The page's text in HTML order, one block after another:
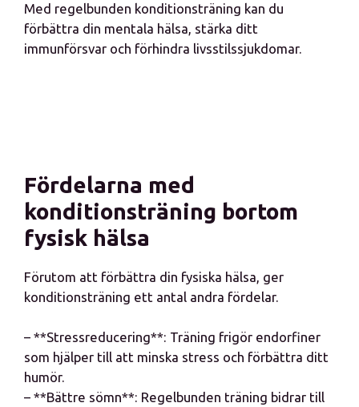
Med regelbunden konditionsträning kan du
förbättra din mentala hälsa, stärka ditt
immunförsvar och förhindra livsstilssjukdomar.
Fördelarna med
konditionsträning bortom
fysisk hälsa
Förutom att förbättra din fysiska hälsa, ger
konditionsträning ett antal andra fördelar.
– **Stressreducering**: Träning frigör endorfiner
som hjälper till att minska stress och förbättra ditt
humör.
– **Bättre sömn**: Regelbunden träning bidrar till